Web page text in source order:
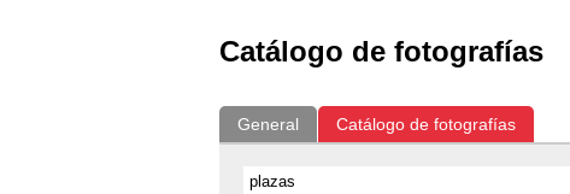
Catálogo de fotografías
General Catálogo de fotografías